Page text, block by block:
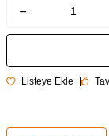
Listeye Ekle